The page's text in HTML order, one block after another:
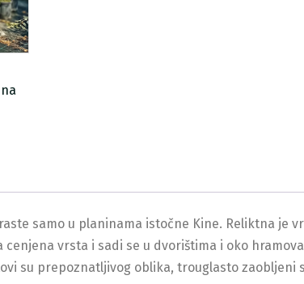
samo u planinama istočne Kine. Reliktna je
vrsta i sadi se u dvorištima i oko
su prepoznatljivog oblika, trouglasto zaobljeni